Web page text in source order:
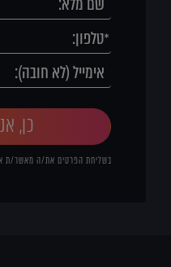
כן,
בשליחת הפרטים את/ה מאשר/ת